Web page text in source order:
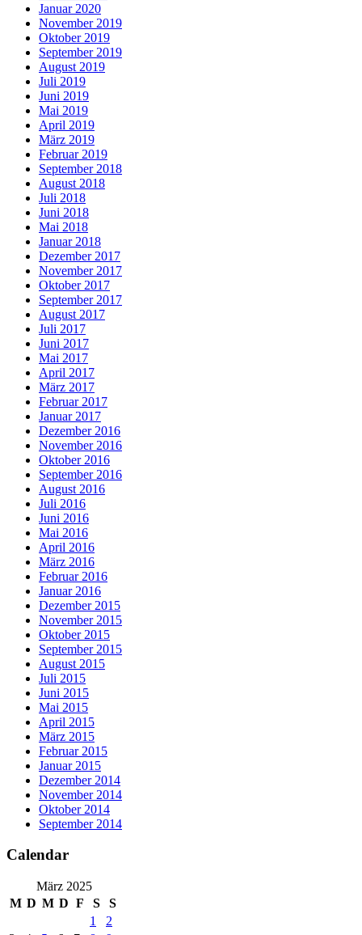
Januar 2020
November 2019
Oktober 2019
September 2019
August 2019
Juli 2019
Juni 2019
Mai 2019
April 2019
März 2019
Februar 2019
September 2018
August 2018
Juli 2018
Juni 2018
Mai 2018
Januar 2018
Dezember 2017
November 2017
Oktober 2017
September 2017
August 2017
Juli 2017
Juni 2017
Mai 2017
April 2017
März 2017
Februar 2017
Januar 2017
Dezember 2016
November 2016
Oktober 2016
September 2016
August 2016
Juli 2016
Juni 2016
Mai 2016
April 2016
März 2016
Februar 2016
Januar 2016
Dezember 2015
November 2015
Oktober 2015
September 2015
August 2015
Juli 2015
Juni 2015
Mai 2015
April 2015
März 2015
Februar 2015
Januar 2015
Dezember 2014
November 2014
Oktober 2014
September 2014
Calendar
März 2025
M D M D F S
S
1
2